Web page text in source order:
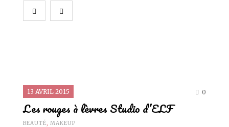
13 AVRIL 2015 0
Les rouges à lèvres Studio d’ELF
BEAUTÉ, MAKEUP